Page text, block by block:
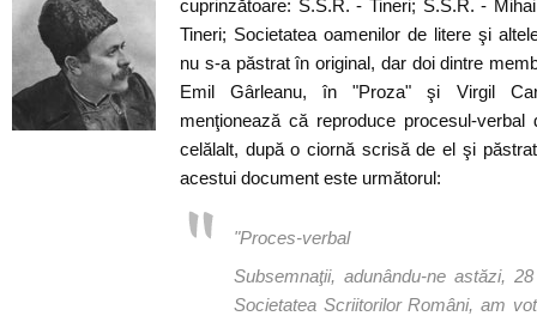
cuprinzătoare: S.S.R. - Tineri; S.S.R. -
Tineri; Societatea oamenilor de litere şi
nu s-a păstrat în original, dar doi dintre
Emil Gârleanu, în "Proza" şi Virgil
menţionează că reproduce procesul-
celălalt, după o ciornă scrisă de el şi
acestui document este următorul:
"Proces-verbal
Subsemnaţii, adunându-ne astăzi,
Societatea Scriitorilor Români, am